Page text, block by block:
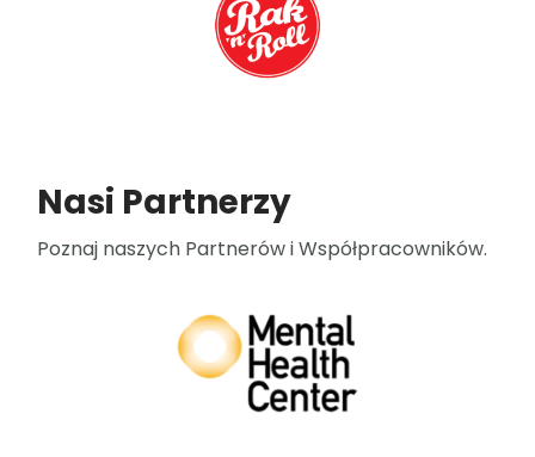
Nasi Partnerzy
Poznaj naszych Partnerów i Współpracowników.